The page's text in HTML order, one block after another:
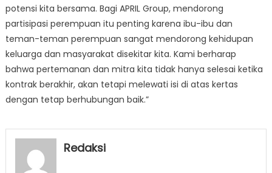
potensi kita bersama. Bagi APRIL Group, mendorong
partisipasi perempuan itu penting karena ibu-ibu dan
teman-teman perempuan sangat mendorong kehidupan
keluarga dan masyarakat disekitar kita. Kami berharap
bahwa pertemanan dan mitra kita tidak hanya selesai ketika
kontrak berakhir, akan tetapi melewati isi di atas kertas
dengan tetap berhubungan baik.”
Redaksi